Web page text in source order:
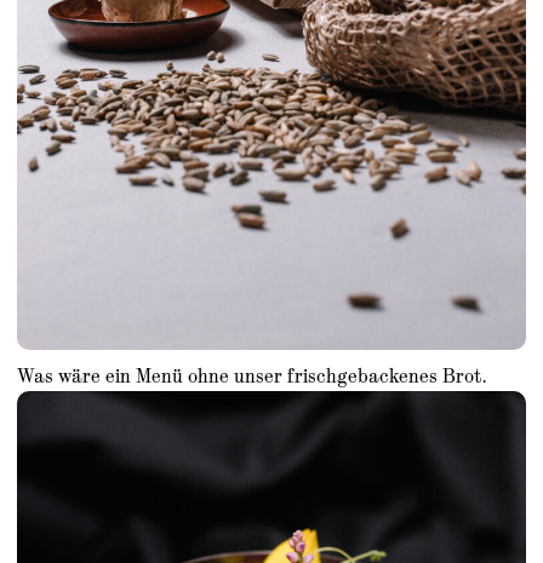
Was wäre ein Menü ohne unser frischgebackenes Brot.